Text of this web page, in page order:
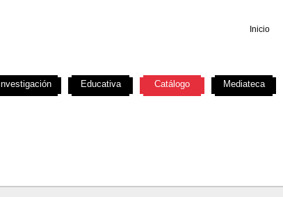
Inicio
Investigación Educativa Catálogo Mediateca